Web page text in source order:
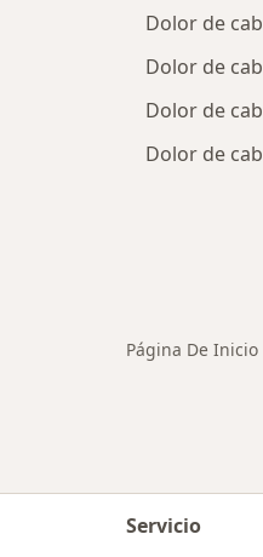
Dolor de
Dolor de
Dolor de
Dolor de
Página De Inicio
Servicio